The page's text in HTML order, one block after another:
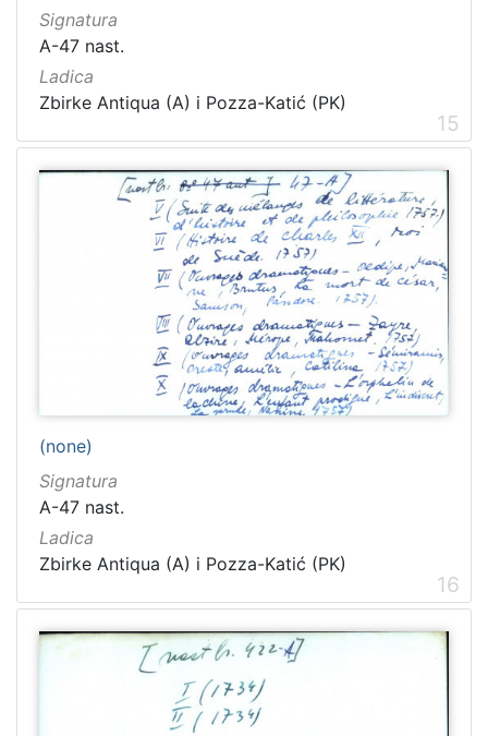
Signatura
A-47 nast.
Ladica
Zbirke Antiqua (A) i Pozza-Katić (PK)
15
(none)
Signatura
A-47 nast.
Ladica
Zbirke Antiqua (A) i Pozza-Katić (PK)
16